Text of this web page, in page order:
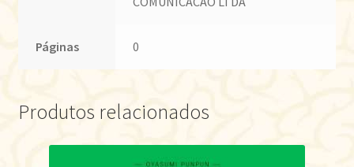
Páginas 0
Produtos relacionados